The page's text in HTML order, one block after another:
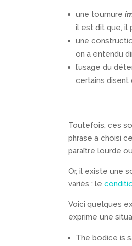
une tournure
il est dit que, il
une
on a entendu
l’usage du
certains disent
Toutefois, ces
phrase a choisi
paraître lourde
Or, il existe une
variés : le
Voici quelques
exprime une
The bodice is